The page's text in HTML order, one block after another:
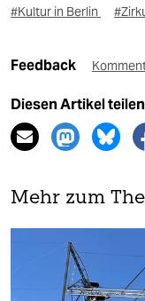
#Kultur in Berlin
Feedback
Diesen Artikel teilen
Mehr zum